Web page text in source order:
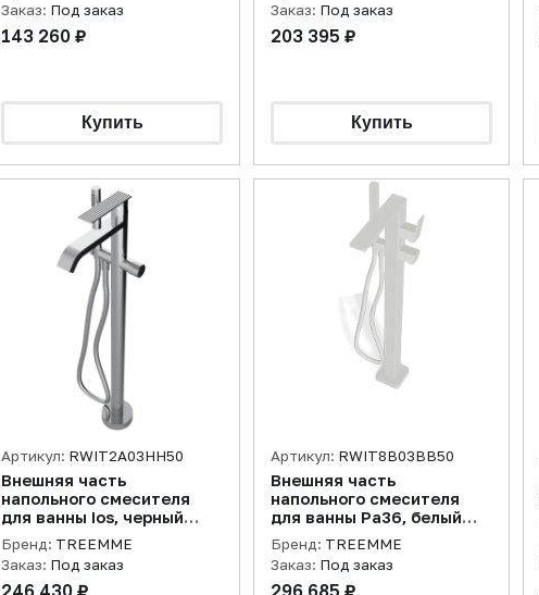
Заказ: Под заказ
143 260 ₽
Заказ: Под заказ
203 395 ₽
Артикул: RWIT2A03HH50
Внешняя часть
напольного смесителя
для ванны Ios, черный
хром полированный
Бренд: TREEMME
Заказ: Под заказ
246 430 ₽
Артикул: RWIT8B03BB50
Внешняя часть
напольного смесителя
для ванны Pa36, белый
матовый
Бренд: TREEMME
Заказ: Под заказ
296 685 ₽